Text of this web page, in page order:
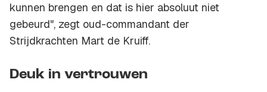
kunnen brengen en dat is hier absoluut niet
gebeurd", zegt oud-commandant der
Strijdkrachten Mart de Kruiff.
Deuk in vertrouwen